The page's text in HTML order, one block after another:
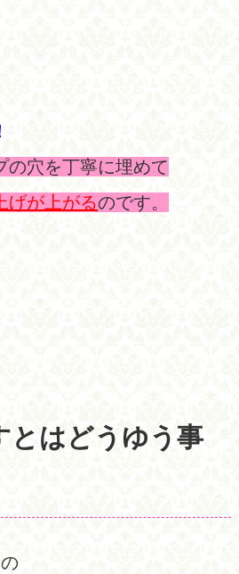
の穴を丁寧に埋めて
げが上がるのです。
とはどうゆう事